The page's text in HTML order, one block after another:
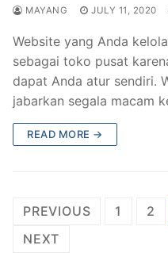
MAYANG JULY 11, 2020
Website yang Anda
sebagai toko pusat
dapat Anda atur sendiri.
jabarkan segala macam
READ MORE →
Posts
navigation
PREVIOUS 1 2
NEXT